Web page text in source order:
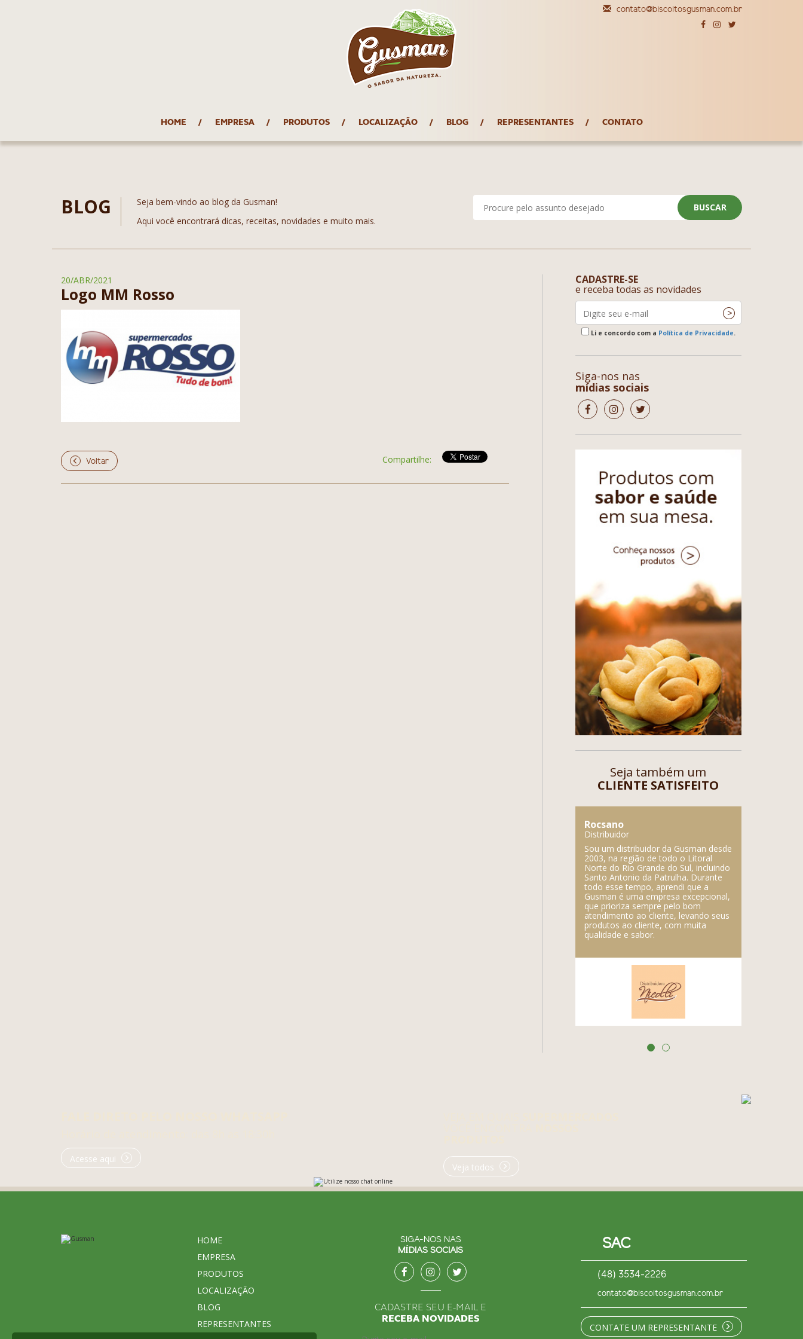
contato@biscoitosgusman.com.br
HOME EMPRESA PRODUTOS LOCALIZAÇÃO BLOG REPRESENTANTES CONTATO
BLOG
Seja bem-vindo ao blog da Gusman!
Aqui você encontrará dicas, receitas, novidades e muito mais.
BUSCAR
20/ABR/2021
Logo MM Rosso
Voltar Compartilhe:
CADASTRE-SE
e receba todas as novidades
Li e concordo com a Política de Privacidade.
Siga-nos nas
mídias sociais
Seja também um
CLIENTE SATISFEITO
Rocsano
Distribuidor
Sou um distribuidor da Gusman desde
2003, na região de todo o Litoral
Norte do Rio Grande do Sul, incluindo
Santo Antonio da Patrulha. Durante
todo esse tempo, aprendi que a
Gusman é uma empresa excepcional,
que prioriza sempre pelo bom
atendimento ao cliente, levando seus
produtos ao cliente, com muita
qualidade e sabor.
Acesse aqui
Veja todos
HOME
EMPRESA
PRODUTOS
LOCALIZAÇÃO
BLOG
REPRESENTANTES
SIGA-NOS NAS
MÍDIAS SOCIAIS
CADASTRE SEU E-MAIL E
RECEBA NOVIDADES
SAC
(48) 3534-2226
contato@biscoitosgusman.com.br
CONTATE UM REPRESENTANTE